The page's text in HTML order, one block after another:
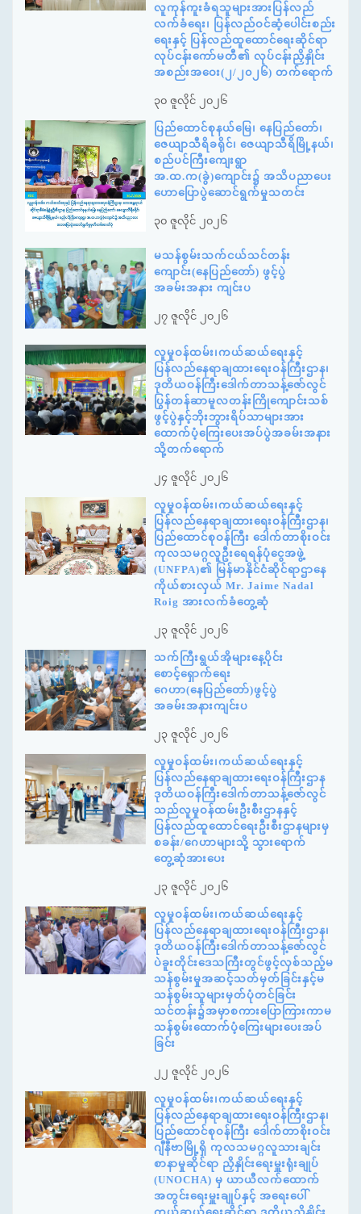
လူကုန်ကူးခံရသူများအားပြန်လည်
လက်ခံရေး၊ ပြန်လည်ဝင်ဆံ့ပေါင်းစည်း
ရေးနှင့် ပြန်လည်ထူထောင်ရေးဆိုင်ရာ
လုပ်ငန်းကော်မတီ၏ လုပ်ငန်းညှိနှိုင်း
အစည်းအဝေး(၂/၂၀၂၆) တက်ရောက်
၃၀ ဇူလိုင် ၂၀၂၆
ပြည်ထောင်စုနယ်မြေ၊ နေပြည်တော်၊
ဇေယျာသီရိခရိုင်၊ ဇေယျာသီရိမြို့နယ်၊
စည်ပင်ကြီးကျေးရွာ
အ.ထ.က(ခွဲ)ကျောင်း၌ အသိပညာပေး
ဟောပြောပွဲဆောင်ရွက်မှုသတင်း
၃၀ ဇူလိုင် ၂၀၂၆
မသန်စွမ်းသက်ငယ်သင်တန်း
ကျောင်း(နေပြည်တော်) ဖွင့်ပွဲ
အခမ်းအနား ကျင်းပ
၂၇ ဇူလိုင် ၂၀၂၆
လူမှုဝန်ထမ်း၊ကယ်ဆယ်ရေးနှင့်
ပြန်လည်နေရာချထားရေးဝန်ကြီးဌာန၊
ဒုတိယဝန်ကြီးဒေါက်တာသန့်ဇော်လွင်
ပြွန်တန်ဆာမူလတန်းကြိုကျောင်းသစ်
ဖွင့်ပွဲနှင့်ဘိုးဘွားရိပ်သာများအား
ထောက်ပံ့ကြေးပေးအပ်ပွဲအခမ်းအနား
သို့တက်ရောက်
၂၄ ဇူလိုင် ၂၀၂၆
လူမှုဝန်ထမ်း၊ကယ်ဆယ်ရေးနှင့်
ပြန်လည်နေရာချထားရေးဝန်ကြီးဌာန၊
ပြည်ထောင်စုဝန်ကြီး ဒေါက်တာစိုးဝင်း
ကုလသမဂ္ဂလူဦးရေရန်ပုံငွေအဖွဲ့
(UNFPA)၏ မြန်မာနိုင်ငံဆိုင်ရာဌာနေ
ကိုယ်စားလှယ် Mr. Jaime Nadal
Roig အားလက်ခံတွေ့ဆုံ
၂၃ ဇူလိုင် ၂၀၂၆
သက်ကြီးရွယ်အိုများနေ့ပိုင်း
စောင့်ရှောက်ရေး
ဂေဟာ(နေပြည်တော်)ဖွင့်ပွဲ
အခမ်းအနားကျင်းပ
၂၃ ဇူလိုင် ၂၀၂၆
လူမှုဝန်ထမ်း၊ကယ်ဆယ်ရေးနှင့်
ပြန်လည်နေရာချထားရေးဝန်ကြီးဌာန
ဒုတိယဝန်ကြီးဒေါက်တာသန့်ဇော်လွင်
သည်လူမှုဝန်ထမ်းဦးစီးဌာနနှင့်
ပြန်လည်ထူထောင်ရေးဦးစီးဌာနများမှ
စခန်း/ဂေဟာများသို့ သွားရောက်
တွေ့ဆုံအားပေး
၂၃ ဇူလိုင် ၂၀၂၆
လူမှုဝန်ထမ်း၊ကယ်ဆယ်ရေးနှင့်
ပြန်လည်နေရာချထားရေးဝန်ကြီးဌာန၊
ဒုတိယဝန်ကြီးဒေါက်တာသန့်ဇော်လွင်
ပဲခူးတိုင်းဒေသကြီးတွင်ဖွင့်လှစ်သည့်မ
သန်စွမ်းမှုအဆင့်သတ်မှတ်ခြင်းနှင့်မ
သန်စွမ်းသူများမှတ်ပုံတင်ခြင်း
သင်တန်း၌အမှာစကားပြောကြားကာမ
သန်စွမ်းထောက်ပံ့ကြေးများပေးအပ်
ခြင်း
၂၂ ဇူလိုင် ၂၀၂၆
လူမှုဝန်ထမ်း၊ကယ်ဆယ်ရေးနှင့်
ပြန်လည်နေရာချထားရေးဝန်ကြီးဌာန၊
ပြည်ထောင်စုဝန်ကြီး ဒေါက်တာစိုးဝင်း
ဂျီနီဗာမြို့ရှိ ကုလသမဂ္ဂလူသားချင်း
စာနာမှုဆိုင်ရာ ညှိနှိုင်းရေးမှူးရုံးချုပ်
(UNOCHA) မှ ယာယီလက်ထောက်
အတွင်းရေးမှူးချုပ်နှင့် အရေးပေါ်